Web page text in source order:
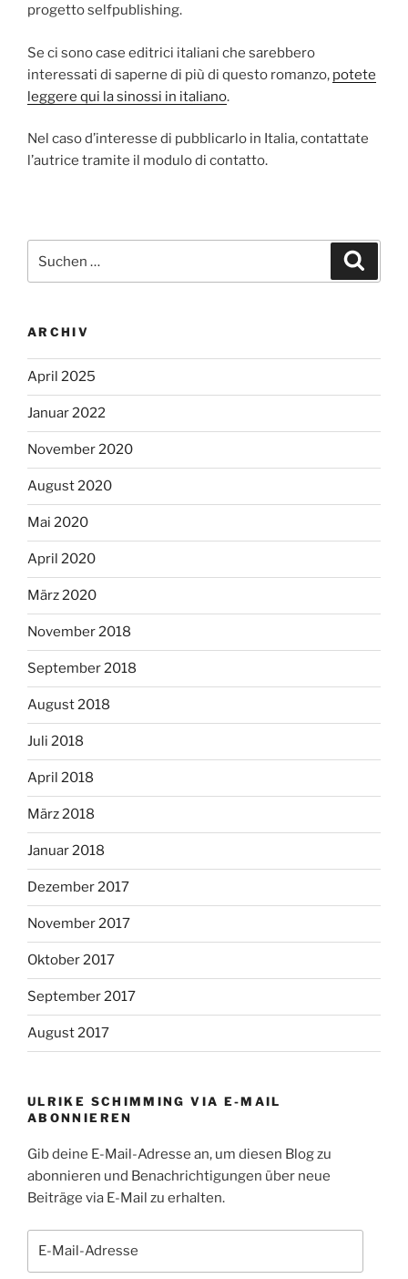
progetto selfpublishing.
Se ci sono case editrici italiani che sarebbero
interessati di saperne di più di questo romanzo, potete
leggere qui la sinossi in italiano.
Nel caso d’interesse di pubblicarlo in Italia, contattate
l’autrice tramite il modulo di contatto.
nach:
ARCHIV
April 2025
Januar 2022
November 2020
August 2020
Mai 2020
April 2020
März 2020
November 2018
September 2018
August 2018
Juli 2018
April 2018
März 2018
Januar 2018
Dezember 2017
November 2017
Oktober 2017
September 2017
August 2017
ULRIKE SCHIMMING VIA E-MAIL
ABONNIEREN
Gib deine E-Mail-Adresse an, um diesen Blog zu
abonnieren und Benachrichtigungen über neue
Beiträge via E-Mail zu erhalten.